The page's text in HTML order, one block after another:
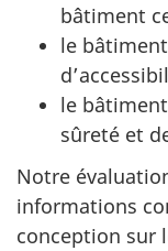
bâtiment
le
le
sûreté et
Notre
informations
conception sur